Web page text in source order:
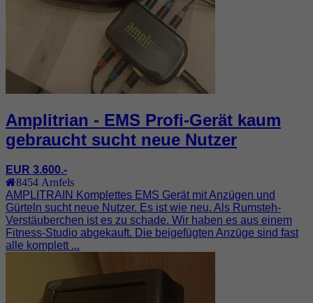
Amplitrian - EMS Profi-Gerät kaum
gebraucht sucht neue Nutzer
EUR 3.600.-
8454 Arnfels
AMPLITRAIN Komplettes EMS Gerät mit Anzügen und
Gürteln sucht neue Nutzer. Es ist wie neu. Als Rumsteh-
Verstäuberchen ist es zu schade. Wir haben es aus einem
Fitness-Studio abgekauft. Die beigefügten Anzüge sind fast
alle komplett ...